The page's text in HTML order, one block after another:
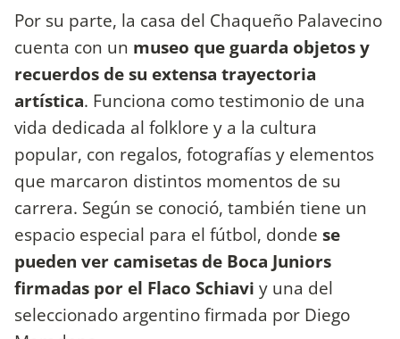
Por su parte, la casa del Chaqueño Palavecino
cuenta con un museo que guarda objetos y
recuerdos de su extensa trayectoria
artística. Funciona como testimonio de una
vida dedicada al folklore y a la cultura
popular, con regalos, fotografías y elementos
que marcaron distintos momentos de su
carrera. Según se conoció, también tiene un
espacio especial para el fútbol, donde se
pueden ver camisetas de Boca Juniors
firmadas por el Flaco Schiavi y una del
seleccionado argentino firmada por Diego